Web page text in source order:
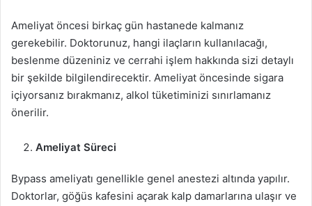
Ameliyat öncesi birkaç gün hastanede kalmanız
gerekebilir. Doktorunuz, hangi ilaçların kullanılacağı,
beslenme düzeniniz ve cerrahi işlem hakkında sizi detaylı
bir şekilde bilgilendirecektir. Ameliyat öncesinde sigara
içiyorsanız bırakmanız, alkol tüketiminizi sınırlamanız
önerilir.
Ameliyat Süreci
Bypass ameliyatı genellikle genel anestezi altında yapılır.
Doktorlar, göğüs kafesini açarak kalp damarlarına ulaşır ve